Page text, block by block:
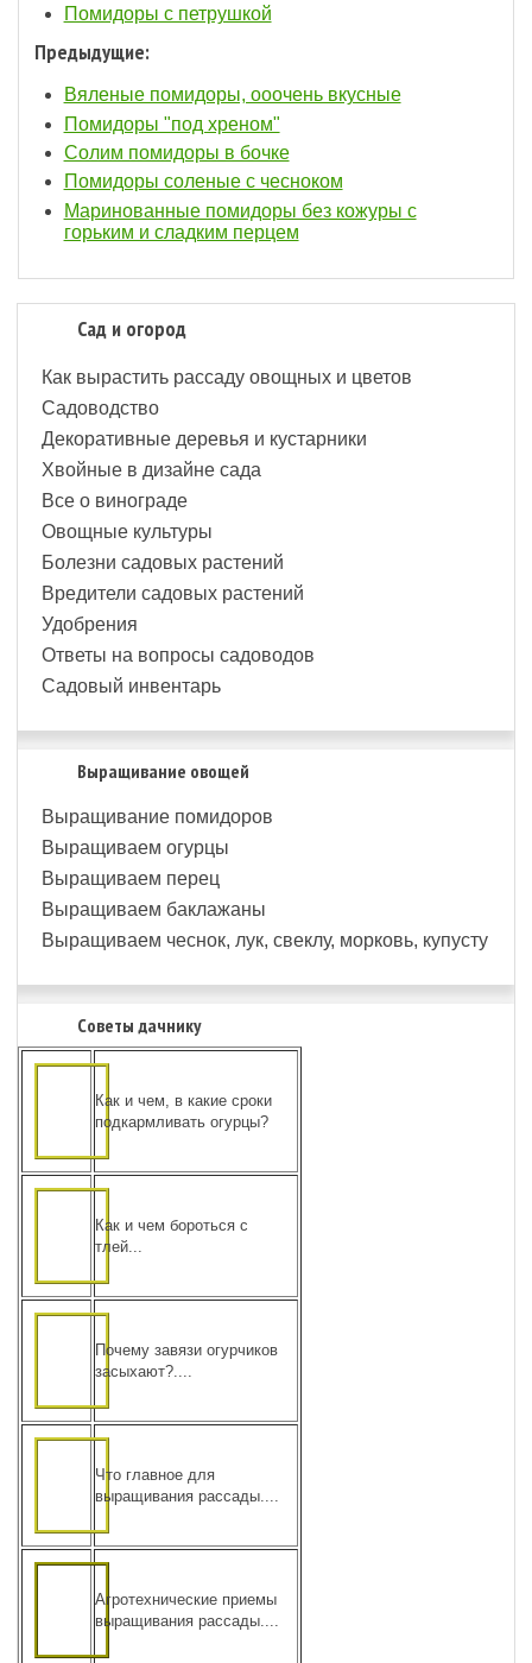
Помидоры с петрушкой
Предыдущие:
Вяленые помидоры, ооочень вкусные
Помидоры "под хреном"
Солим помидоры в бочке
Помидоры соленые с чесноком
Маринованные помидоры без кожуры с
горьким и сладким перцем
Сад и огород
Как вырастить рассаду овощных и цветов
Садоводство
Декоративные деревья и кустарники
Хвойные в дизайне сада
Все о винограде
Овощные культуры
Болезни садовых растений
Вредители садовых растений
Удобрения
Ответы на вопросы садоводов
Садовый инвентарь
Выращивание овощей
Выращивание помидоров
Выращиваем огурцы
Выращиваем перец
Выращиваем баклажаны
Выращиваем чеснок, лук, свеклу, морковь, купусту
Советы дачнику
Как и чем, в какие сроки
подкармливать огурцы?
Как и чем бороться с
тлей...
Почему завязи огурчиков
засыхают?....
Что главное для
выращивания рассады....
Агротехнические приемы
выращивания рассады....